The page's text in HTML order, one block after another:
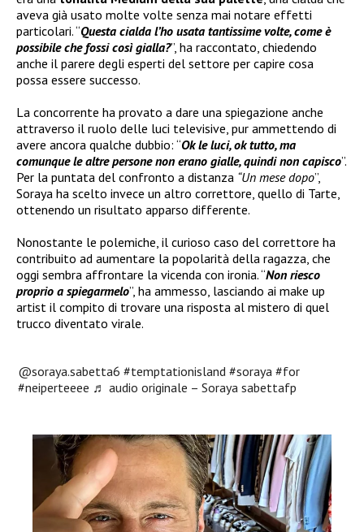
aveva già usato molte volte senza mai notare effetti
particolari. “Questa cialda l’ho usata tantissime volte, come è
possibile che fossi così gialla?”, ha raccontato, chiedendo
anche il parere degli esperti del settore per capire cosa
possa essere successo.
La concorrente ha provato a dare una spiegazione anche
attraverso il ruolo delle luci televisive, pur ammettendo di
avere ancora qualche dubbio: “Ok le luci, ok tutto, ma
comunque le altre persone non erano gialle, quindi non capisco”.
Per la puntata del confronto a distanza “Un mese dopo”,
Soraya ha scelto invece un altro correttore, quello di Tarte,
ottenendo un risultato apparso differente.
Nonostante le polemiche, il curioso caso del correttore ha
contribuito ad aumentare la popolarità della ragazza, che
oggi sembra affrontare la vicenda con ironia. “Non riesco
proprio a spiegarmelo”, ha ammesso, lasciando ai make up
artist il compito di trovare una risposta al mistero di quel
trucco diventato virale.
@soraya.sabetta6 #temptationisland #soraya #for
#neiperteeee ♬ audio originale – Soraya sabettafp